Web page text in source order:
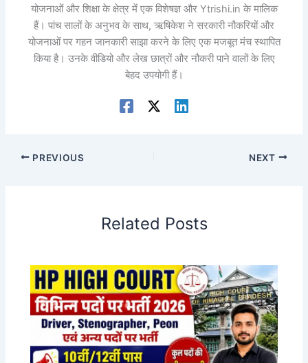
योजनाओं और शिक्षा के क्षेत्र में एक विशेषज्ञ और Ytrishi.in के मालिक
हैं। पांच सालों के अनुभव के साथ, ऋषिकेश ने सरकारी नौकरियों और
योजनाओं पर गहन जानकारी साझा करने के लिए एक मजबूत मंच स्थापित
किया है। उनके वीडियो और लेख छात्रों और नौकरी पाने वालों के लिए
बेहद उपयोगी हैं।
PREVIOUS NEXT
Related Posts